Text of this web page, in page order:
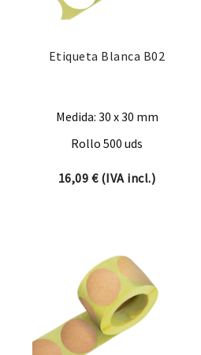
Etiqueta Blanca B02
Medida: 30 x 30 mm
Rollo 500 uds
16,09 €(IVA incl.)